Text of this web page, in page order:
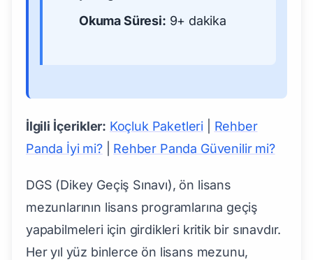
Okuma Süresi: 9+ dakika
İlgili İçerikler: Koçluk Paketleri
Rehber
Panda İyi mi?| Rehber Panda Güvenilir mi?
DGS (Dikey Geçiş Sınavı), ön lisans
mezunlarının lisans programlarına geçiş
yapabilmeleri için girdikleri kritik bir sınavdır.
Her yıl yüz binlerce ön lisans mezunu,